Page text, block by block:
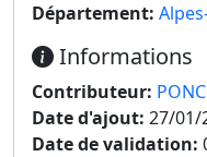
Département:
Informations
Contributeur:
Date d'ajout: 27/01/
Date de validation: